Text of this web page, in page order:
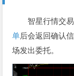
智星行情交
单后会返回确认
场发出委托。